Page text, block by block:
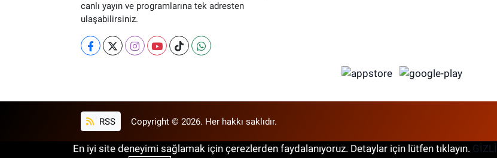
canlı yayın ve programlarına tek adresten
ulaşabilirsiniz.
RSS Copyright © 2026. Her hakkı saklıdır.
En iyi site deneyimi sağlamak için çerezlerden faydalanıyoruz. Detaylar için lütfen tıklayın.